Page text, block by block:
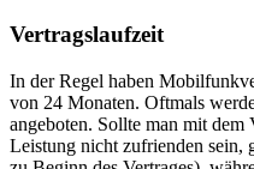
Vertragslaufzeit
In der Regel haben
von 24 Monaten. Oftmals
angeboten. Sollte man mit dem
Leistung nicht zufrienden sein,